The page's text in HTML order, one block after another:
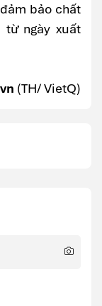
bảo chất
từ ngày xuất
(TH/ VietQ)